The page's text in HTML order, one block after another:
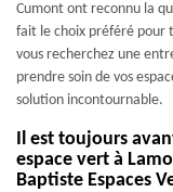
Cumont ont reconnu la
fait le choix préféré pour
vous recherchez une
prendre soin de vos
solution incontournable.
Il est toujours
espace vert à
Baptiste Espaces